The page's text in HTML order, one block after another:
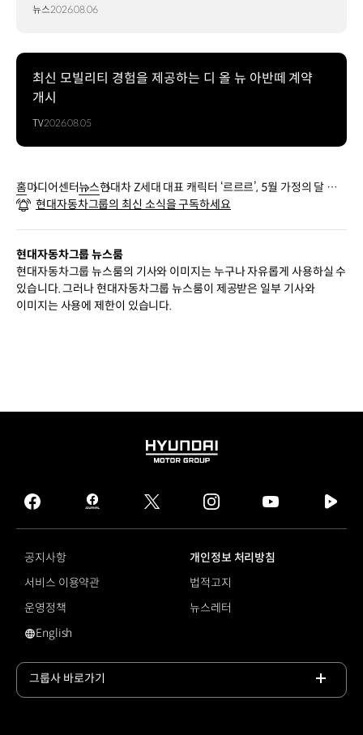
뉴스2026.08.06
최신 모빌리티 경험을 제공하는 디 올 뉴 아반떼 계약
개시
TV2026.08.05
홈미디어센터뉴스현대차 Z세대 대표 캐릭터 ‘르르르’, 5월 가정의 달 오
프라인 행사 진행
현대자동차그룹의 최신 소식을 구독하세요
현대자동차그룹 뉴스룸
현대자동차그룹 뉴스룸의 기사와 이미지는 누구나 자유롭게 사용하실 수
있습니다. 그러나 현대자동차그룹 뉴스룸이 제공받은 일부 기사와
이미지는 사용에 제한이 있습니다.
HYUNDAI
GROUP
facebook
hmg
journal
twitter instagram
tv
공지사항
개인정보 처리방침
서비스 이용약관
법적고지
운영정책
뉴스레터
영문 사이트로 이동
English
그룹사 바로가기